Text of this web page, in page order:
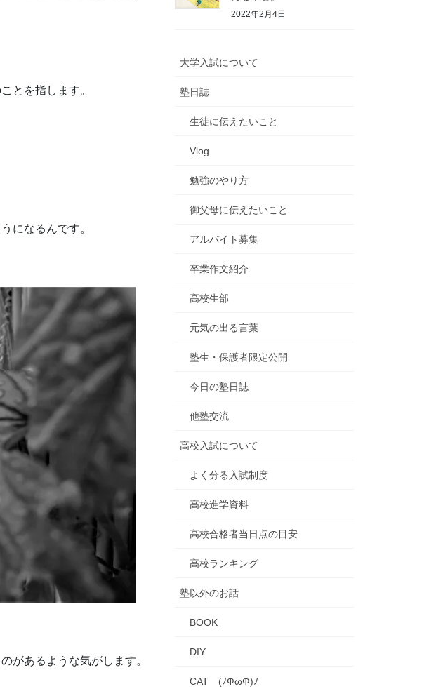
とを指します。
になるんです。
があるような気がします。
2022年2月4日
大学入試について
塾日誌
生徒に伝えたいこと
Vlog
勉強のやり方
御父母に伝えたいこと
アルバイト募集
卒業作文紹介
高校生部
元気の出る言葉
塾生・保護者限定公開
今日の塾日誌
他塾交流
高校入試について
よく分る入試制度
高校進学資料
高校合格者当日点の目安
高校ランキング
塾以外のお話
BOOK
DIY
CAT (ﾉФωФ)ﾉ